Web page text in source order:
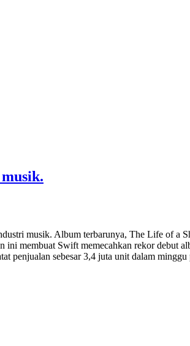
musik. Album terbarunya, The Life of a
membuat Swift memecahkan rekor debut
sebesar 3,4 juta unit dalam